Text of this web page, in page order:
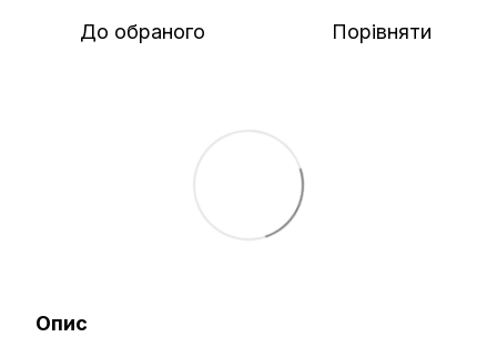
До обраного Порівняти
Опис